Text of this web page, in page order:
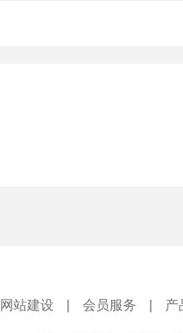
网站建设 | 会员服务 | 产